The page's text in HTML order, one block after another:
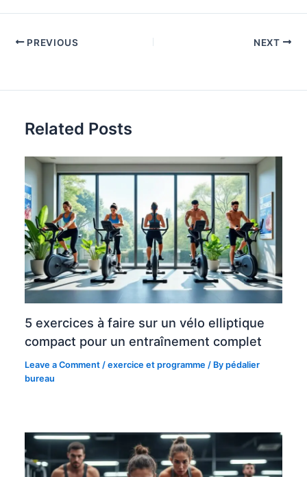
PREVIOUS NEXT
Related Posts
5 exercices à faire sur un vélo elliptique
compact pour un entraînement complet
Leave a Comment /exercice et programme / Bypédalier
bureau